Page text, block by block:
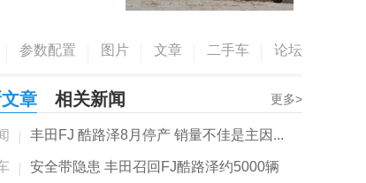
参数配置 图片 文章 二手车 论坛
章 相关新闻 更多>
丰田FJ 酷路泽8月停产 销量不佳是主因...
安全带隐患 丰田召回FJ酷路泽约5000辆